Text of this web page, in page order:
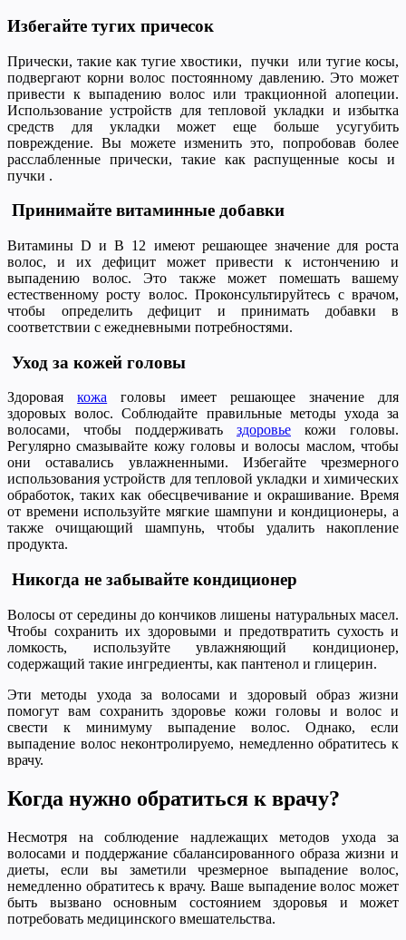
Избегайте тугих причесок
Прически, такие как тугие хвостики, пучки или тугие косы,
подвергают корни волос постоянному давлению. Это может
привести к выпадению волос или тракционной алопеции.
Использование устройств для тепловой укладки и избытка
средств для укладки может еще больше усугубить
повреждение. Вы можете изменить это, попробовав более
расслабленные прически, такие как распущенные косы и
пучки .
Принимайте витаминные добавки
Витамины D и В 12 имеют решающее значение для роста
волос, и их дефицит может привести к истончению и
выпадению волос. Это также может помешать вашему
естественному росту волос. Проконсультируйтесь с врачом,
чтобы определить дефицит и принимать добавки в
соответствии с ежедневными потребностями.
Уход за кожей головы
Здороваякожа головы имеет решающее значение для
здоровых волос. Соблюдайте правильные методы ухода за
волосами, чтобы поддерживать здоровье кожи головы.
Регулярно смазывайте кожу головы и волосы маслом, чтобы
они оставались увлажненными. Избегайте чрезмерного
использования устройств для тепловой укладки и химических
обработок, таких как обесцвечивание и окрашивание. Время
от времени используйте мягкие шампуни и кондиционеры, а
также очищающий шампунь, чтобы удалить накопление
продукта.
Никогда не забывайте кондиционер
Волосы от середины до кончиков лишены натуральных масел.
Чтобы сохранить их здоровыми и предотвратить сухость и
ломкость, используйте увлажняющий кондиционер,
содержащий такие ингредиенты, как пантенол и глицерин.
Эти методы ухода за волосами и здоровый образ жизни
помогут вам сохранить здоровье кожи головы и волос и
свести к минимуму выпадение волос. Однако, если
выпадение волос неконтролируемо, немедленно обратитесь к
врачу.
Когда нужно обратиться к врачу?
Несмотря на соблюдение надлежащих методов ухода за
волосами и поддержание сбалансированного образа жизни и
диеты, если вы заметили чрезмерное выпадение волос,
немедленно обратитесь к врачу. Ваше выпадение волос может
быть вызвано основным состоянием здоровья и может
потребовать медицинского вмешательства.